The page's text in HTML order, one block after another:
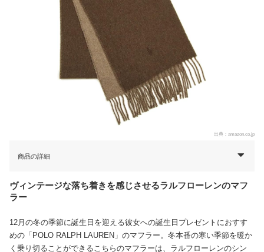
出典： amazon.co.jp
商品の詳細
ヴィンテージな落ち着きを感じさせるラルフローレンのマフ
ラー
12月の冬の季節に誕生日を迎える彼女への誕生日プレゼントにおすす
めの「POLO RALPH LAUREN」のマフラー。冬本番の寒い季節を暖か
く乗り切ることができるこちらのマフラーは、ラルフローレンのシン